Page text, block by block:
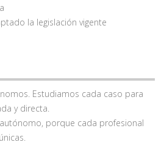
la legislación vigente
Estudiamos cada caso para
y directa.
porque cada profesional